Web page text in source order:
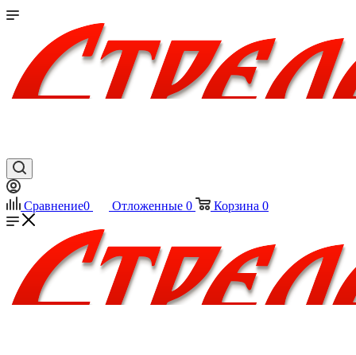
Сравнение0 Отложенные 0 Корзина 0